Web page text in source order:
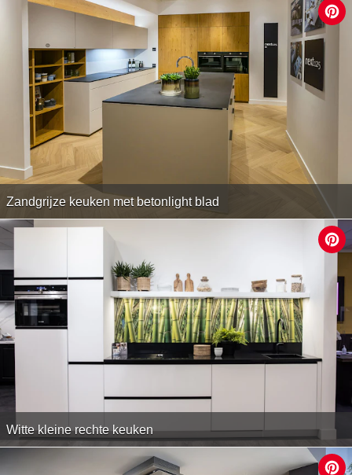
Zandgrijze keuken met betonlight blad
Witte kleine rechte keuken